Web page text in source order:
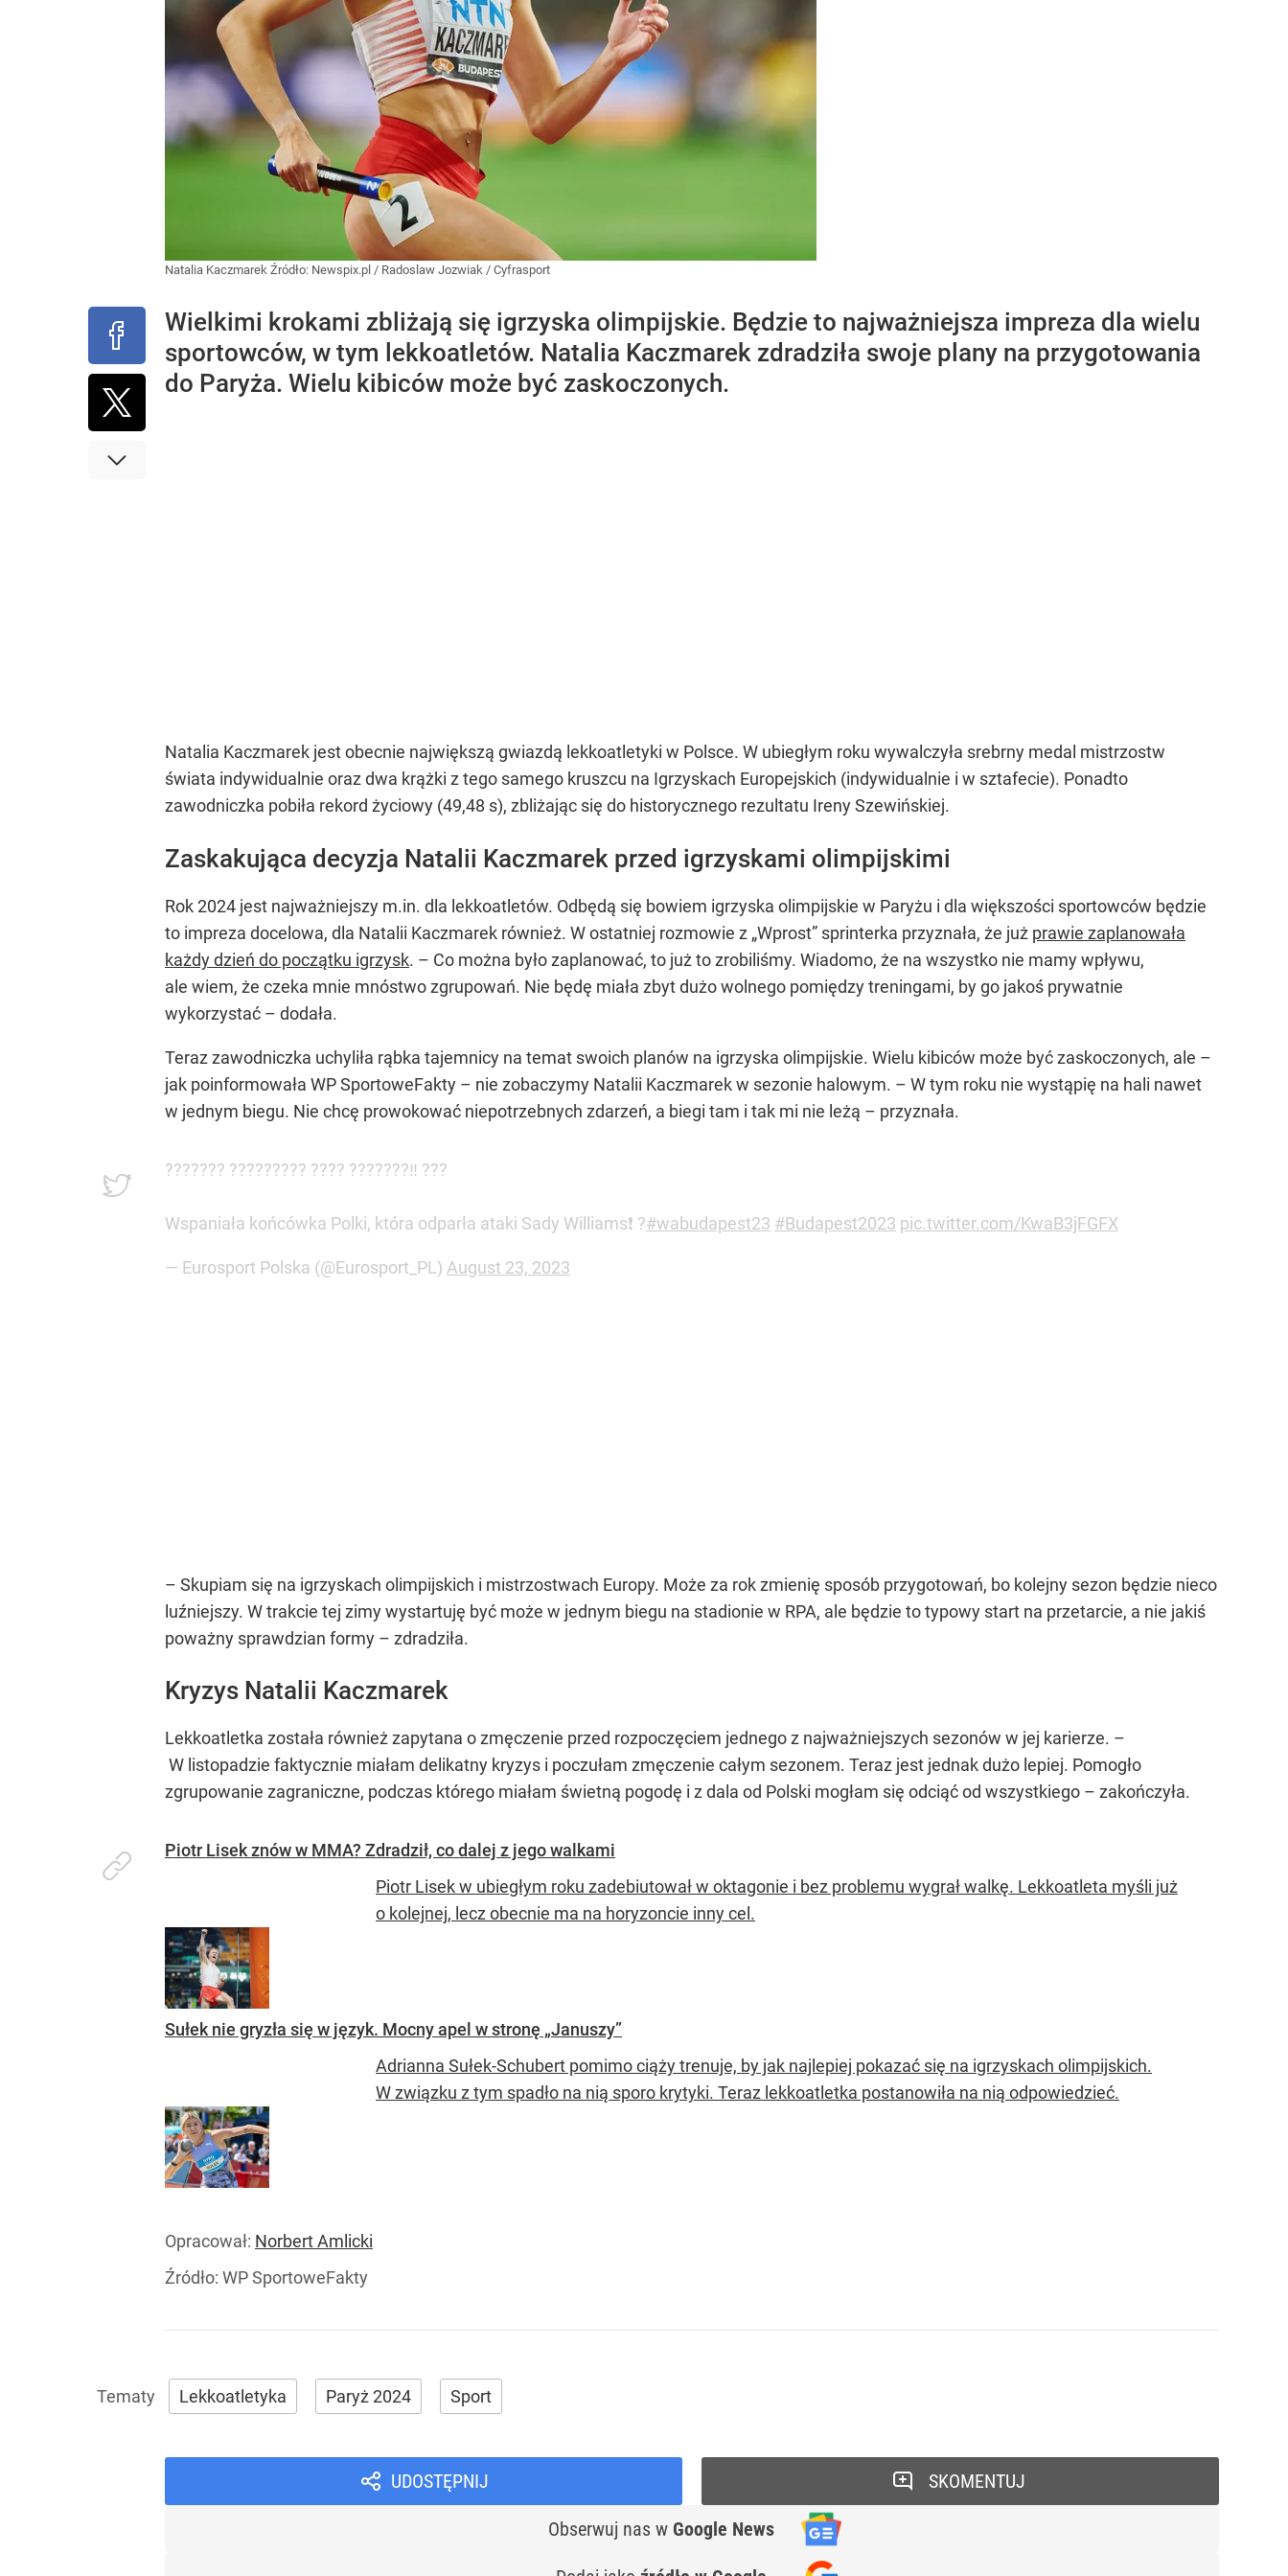
Natalia Kaczmarek Źródło: Newspix.pl / Radoslaw Jozwiak / Cyfrasport
Wielkimi krokami zbliżają się igrzyska olimpijskie. Będzie to najważniejsza impreza dla wielu
sportowców, w tym lekkoatletów. Natalia Kaczmarek zdradziła swoje plany na przygotowania
do Paryża. Wielu kibiców może być zaskoczonych.
Natalia Kaczmarek jest obecnie największą gwiazdą lekkoatletyki w Polsce. W ubiegłym roku wywalczyła srebrny medal mistrzostw
świata indywidualnie oraz dwa krążki z tego samego kruszcu na Igrzyskach Europejskich (indywidualnie i w sztafecie). Ponadto
zawodniczka pobiła rekord życiowy (49,48 s), zbliżając się do historycznego rezultatu Ireny Szewińskiej.
Zaskakująca decyzja Natalii Kaczmarek przed igrzyskami olimpijskimi
Rok 2024 jest najważniejszy m.in. dla lekkoatletów. Odbędą się bowiem igrzyska olimpijskie w Paryżu i dla większości sportowców będzie
to impreza docelowa, dla Natalii Kaczmarek również. W ostatniej rozmowie z „Wprost” sprinterka przyznała, że już prawie zaplanowała
każdy dzień do początku igrzysk. – Co można było zaplanować, to już to zrobiliśmy. Wiadomo, że na wszystko nie mamy wpływu,
ale wiem, że czeka mnie mnóstwo zgrupowań. Nie będę miała zbyt dużo wolnego pomiędzy treningami, by go jakoś prywatnie
wykorzystać – dodała.
Teraz zawodniczka uchyliła rąbka tajemnicy na temat swoich planów na igrzyska olimpijskie. Wielu kibiców może być zaskoczonych, ale –
jak poinformowała WP SportoweFakty – nie zobaczymy Natalii Kaczmarek w sezonie halowym. – W tym roku nie wystąpię na hali nawet
w jednym biegu. Nie chcę prowokować niepotrzebnych zdarzeń, a biegi tam i tak mi nie leżą – przyznała.
??????? ????????? ???? ???????‼️ ???
Wspaniała końcówka Polki, która odparła ataki Sady Williams❗ ?#wabudapest23 #Budapest2023 pic.twitter.com/KwaB3jFGFX
— Eurosport Polska (@Eurosport_PL) August 23, 2023
– Skupiam się na igrzyskach olimpijskich i mistrzostwach Europy. Może za rok zmienię sposób przygotowań, bo kolejny sezon będzie nieco
luźniejszy. W trakcie tej zimy wystartuję być może w jednym biegu na stadionie w RPA, ale będzie to typowy start na przetarcie, a nie jakiś
poważny sprawdzian formy – zdradziła.
Kryzys Natalii Kaczmarek
Lekkoatletka została również zapytana o zmęczenie przed rozpoczęciem jednego z najważniejszych sezonów w jej karierze. –
W listopadzie faktycznie miałam delikatny kryzys i poczułam zmęczenie całym sezonem. Teraz jest jednak dużo lepiej. Pomogło
zgrupowanie zagraniczne, podczas którego miałam świetną pogodę i z dala od Polski mogłam się odciąć od wszystkiego – zakończyła.
Piotr Lisek znów w MMA? Zdradził, co dalej z jego walkami
Piotr Lisek w ubiegłym roku zadebiutował w oktagonie i bez problemu wygrał walkę. Lekkoatleta myśli już
o kolejnej, lecz obecnie ma na horyzoncie inny cel.
Sułek nie gryzła się w język. Mocny apel w stronę „Januszy”
Adrianna Sułek-Schubert pomimo ciąży trenuje, by jak najlepiej pokazać się na igrzyskach olimpijskich.
W związku z tym spadło na nią sporo krytyki. Teraz lekkoatletka postanowiła na nią odpowiedzieć.
Opracował: Norbert Amlicki
Źródło: WP SportoweFakty
Lekkoatletyka Paryż 2024 Sport
UDOSTĘPNIJ
Obserwuj nas w Google News
SKOMENTUJ